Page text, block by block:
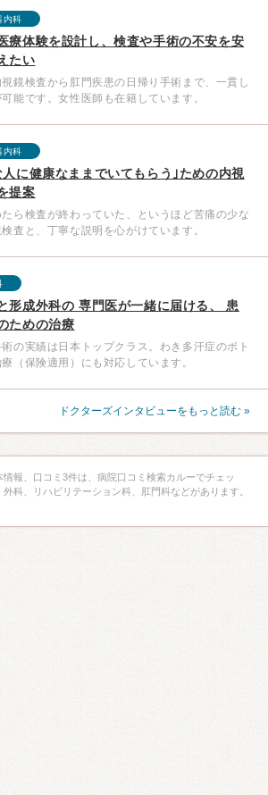
内科
療体験を設計し、検査や手術の不安を安
たい
鏡検査から肛門疾患の日帰り手術まで、一貫し
能です。女性医師も在籍しています。
内科
人に健康なままでいてもらう｣ための内視
提案
たら検査が終わっていた、というほど苦痛の少な
査と、丁寧な説明を心がけています。
形成外科の 専門医が一緒に届ける、 患
ための治療
の実績は日本トップクラス。わき多汗症のボト
（保険適用）にも対応しています。
ドクターズインタビューをもっと読む »
報、口コミ3件は、病院口コミ検索カルーでチェッ
科、リハビリテーション科、肛門科などがあります。